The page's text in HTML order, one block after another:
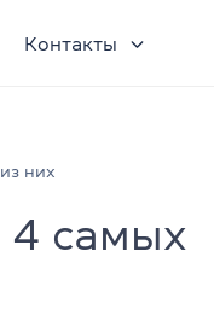
Контакты
них
4 самых